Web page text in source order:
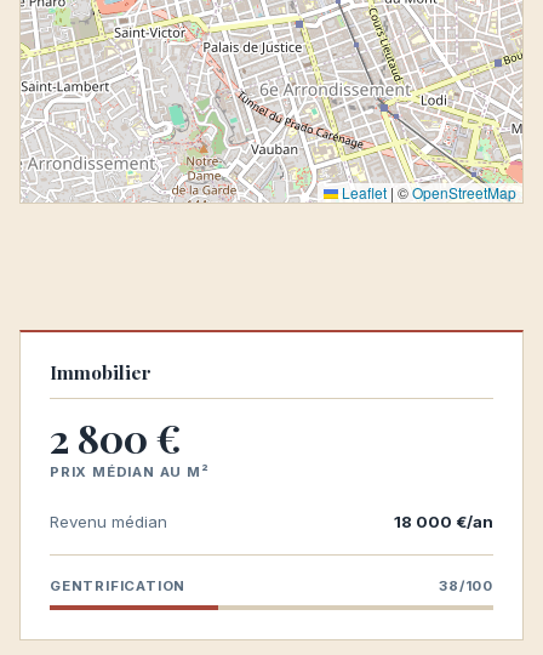
Leaflet | ©OpenStreetMap
Immobilier
2 800 €
PRIX MÉDIAN AU M²
Revenu médian 18 000 €/an
GENTRIFICATION 38/100